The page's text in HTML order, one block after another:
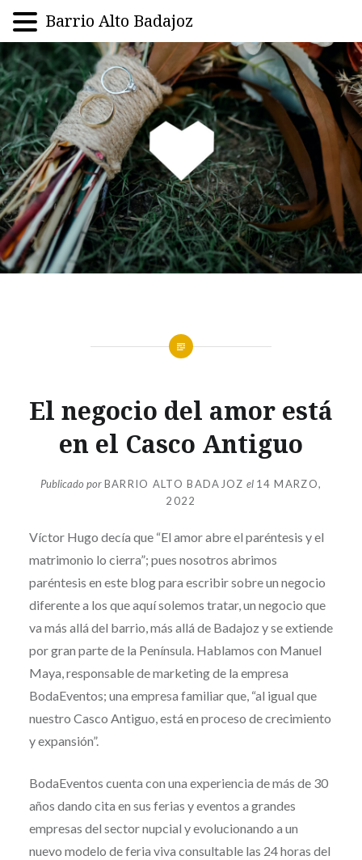
Saltar
al
contenido
El negocio del amor está
en el Casco Antiguo
Publicado porBARRIO ALTO BADAJOZ el 14 MARZO,
2022
Víctor Hugo decía que “El amor abre el paréntesis y el
matrimonio lo cierra”; pues nosotros abrimos
paréntesis en este blog para escribir sobre un negocio
diferente a los que aquí solemos tratar, un negocio que
va más allá del barrio, más allá de Badajoz y se extiende
por gran parte de la Península. Hablamos con Manuel
Maya, responsable de marketing de la empresa
BodaEventos; una empresa familiar que, “al igual que
nuestro Casco Antiguo, está en proceso de crecimiento
y expansión”.
BodaEventos cuenta con una experiencia de más de 30
años dando cita en sus ferias y eventos a grandes
empresas del sector nupcial y evolucionando a un
nuevo modelo de feria viva consultable las 24 horas del
Barrio Alto Badajoz